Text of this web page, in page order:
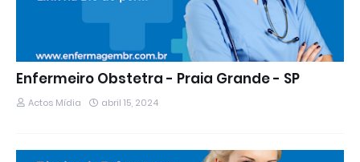
Enfermeiro Obstetra - Praia Grande - SP
Actos Mídia abril 15, 2024